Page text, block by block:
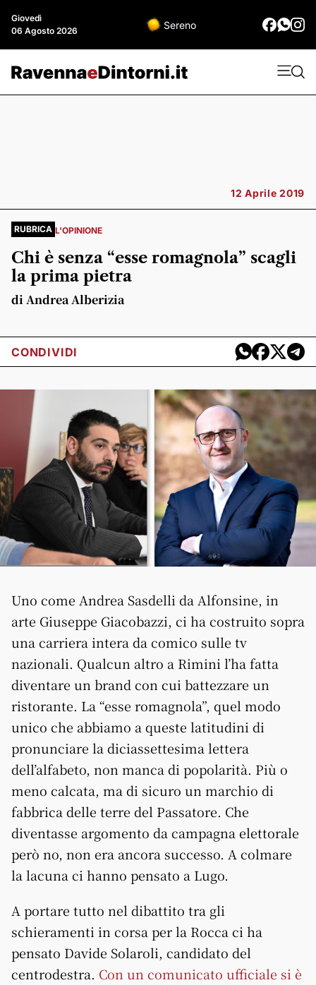
Giovedì
06 Agosto 2026
Sereno
12 Aprile 2019
RUBRICA L'OPINIONE
Chi è senza “esse romagnola” scagli
la prima pietra
di Andrea Alberizia
CONDIVIDI
Uno come Andrea Sasdelli da Alfonsine, in
arte Giuseppe Giacobazzi, ci ha costruito sopra
una carriera intera da comico sulle tv
nazionali. Qualcun altro a Rimini l’ha fatta
diventare un brand con cui battezzare un
ristorante. La “esse romagnola”, quel modo
unico che abbiamo a queste latitudini di
pronunciare la diciassettesima lettera
dell’alfabeto, non manca di popolarità. Più o
meno calcata, ma di sicuro un marchio di
fabbrica delle terre del Passatore. Che
diventasse argomento da campagna elettorale
però no, non era ancora successo. A colmare
la lacuna ci hanno pensato a Lugo.
A portare tutto nel dibattito tra gli
schieramenti in corsa per la Rocca ci ha
pensato Davide Solaroli, candidato del
centrodestra. Con un comunicato ufficiale si è